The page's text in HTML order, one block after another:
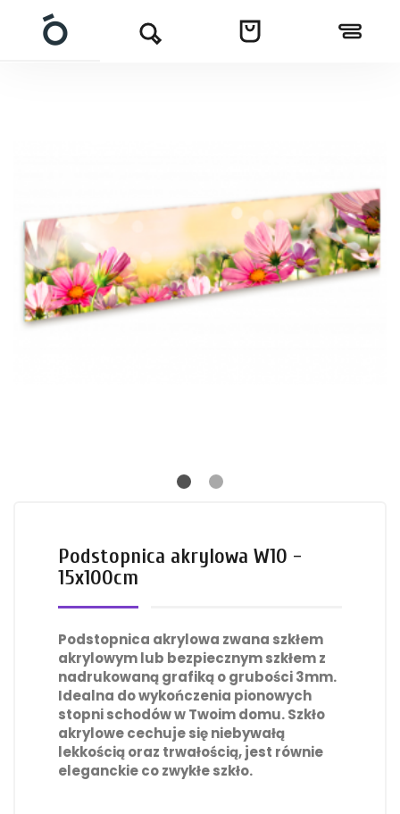
Podstopnica akrylowa W10 -
15x100cm
Podstopnica akrylowa zwana szkłem
akrylowym lub bezpiecznym szkłem z
nadrukowaną grafiką o grubości 3mm.
Idealna do wykończenia pionowych
stopni schodów w Twoim domu. Szkło
akrylowe cechuje się niebywałą
lekkością oraz trwałością, jest równie
eleganckie co zwykłe szkło.